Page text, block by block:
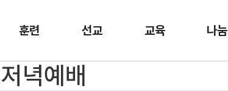
훈련 선교 교육 나눔
녁예배